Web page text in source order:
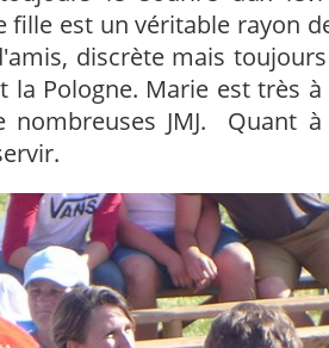
est un véritable rayon
discrète mais
Pologne. Marie est très
JMJ. Quant